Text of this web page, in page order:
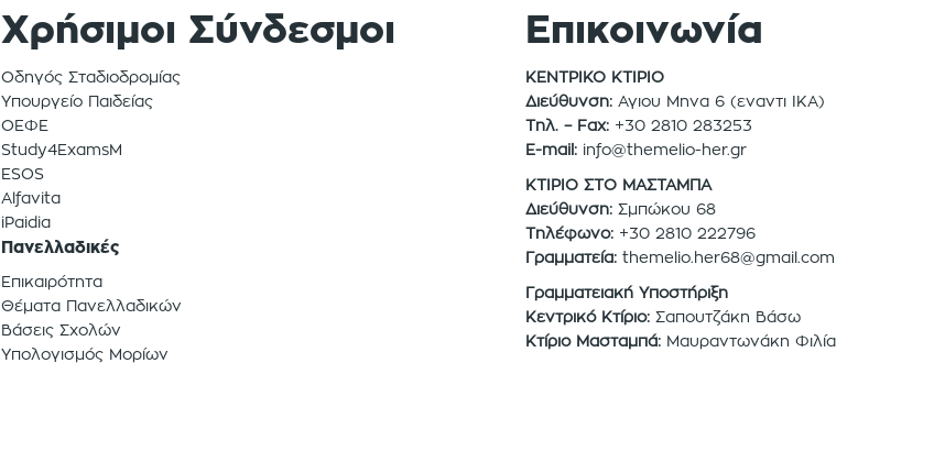
Χρήσιμοι Σύνδεσμοι
Οδηγός Σταδιοδρομίας
Υπουργείο Παιδείας
ΟΕΦΕ
Study4ExamsM
ESOS
Alfavita
iPaidia
Πανελλαδικές
Επικαιρότητα
Θέματα Πανελλαδικών
Βάσεις Σχολών
Υπολογισμός Μορίων
Επικοινωνία
ΚΕΝΤΡΙΚΟ ΚΤΙΡΙΟ
Διεύθυνση: Αγιου Μηνα 6 (εναντι ΙΚΑ)
Τηλ. – Fax: +30 2810 283253
E-mail: info@themelio-her.gr
ΚΤΙΡΙΟ ΣΤΟ ΜΑΣΤΑΜΠΑ
Διεύθυνση:Σμπώκου 68
Τηλέφωνο: +30 2810 222796
Γραμματεία: themelio.her68@gmail.com
Γραμματειακή Υποστήριξη
Κεντρικό Κτίριο:Σαπουτζάκη Βάσω
Κτίριο Μασταμπά: Μαυραντωνάκη Φιλία